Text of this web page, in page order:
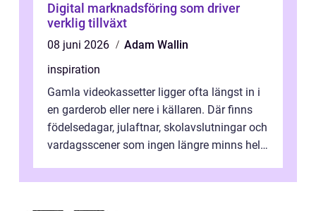
Digital marknadsföring som driver
verklig tillväxt
08 juni 2026
Adam Wallin
inspiration
Gamla videokassetter ligger ofta längst in i
en garderob eller nere i källaren. Där finns
födelsedagar, julaftnar, skolavslutningar och
vardagsscener som ingen längre minns helt.